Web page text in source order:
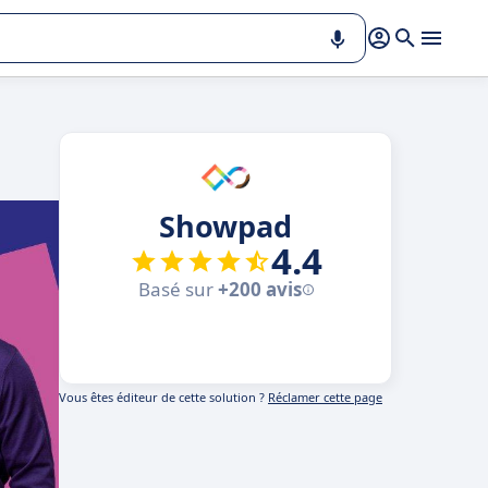
Showpad
4.4
Basé sur+200 avis
Vous êtes éditeur de cette solution ? Réclamer cette page